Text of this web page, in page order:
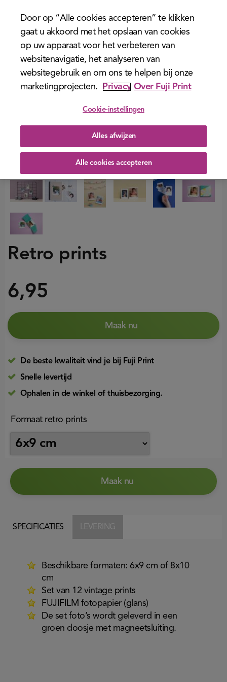
menu
Retro prints
Formaat retro prints
6,95
Maak nu
De beste kwaliteit vind je bij Fuji Print
Snelle levertijd
Ophalen in de winkel of thuisbezorging.
Maak nu
SPECIFICATIES LEVERING
Beschikbare formaten: 6x9 cm of 8x10
cm
Set van 12 vintage prints
FUJIFILM fotopapier (glans)
De set foto’s wordt geleverd in een
groen doosje met magneetsluiting.
Door op “Alle cookies accepteren” te klikken
gaat u akkoord met het opslaan van cookies
op uw apparaat voor het verbeteren van
websitenavigatie, het analyseren van
websitegebruik en om ons te helpen bij onze
marketingprojecten.
Privacy Over Fuji Print
Cookie-instellingen
Alles afwijzen
Alle cookies accepteren